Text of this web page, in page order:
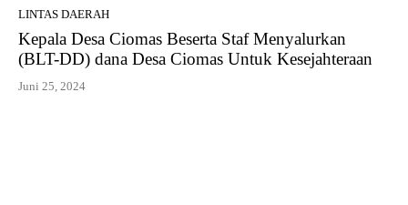
LINTAS DAERAH
Kepala Desa Ciomas Beserta Staf Menyalurkan
(BLT-DD) dana Desa Ciomas Untuk Kesejahteraan
Juni 25, 2024